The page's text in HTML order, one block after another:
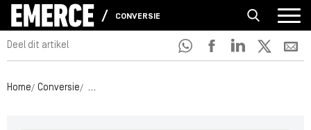
CONVERSIE
Deel dit artikel
Home Conversie (Emerce TV): ‘AI nu al onmisbaar bij performance